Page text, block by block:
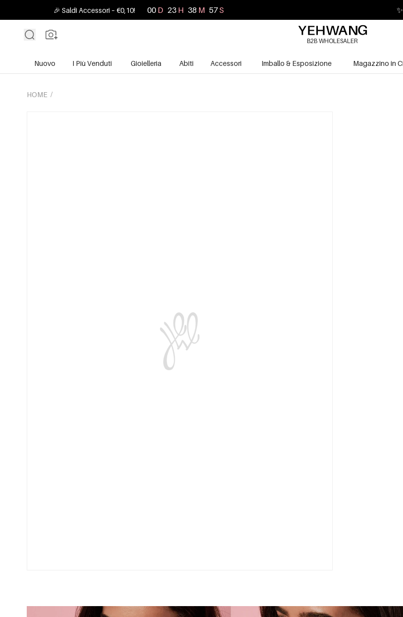
🎉 Saldi Accessori – €0,10! 00 D 23 H 38 M 57S ✨
B2B WHOLESALER
Nuovo I Più Venduti Gioielleria Abiti Accessori Imballo & Esposizione Magazzino in
HOME /